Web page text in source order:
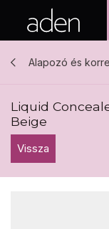
Alapozó és
Liquid
Beige
Vissza